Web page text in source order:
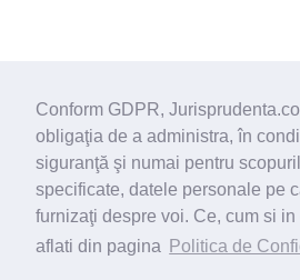
Conform GDPR,
obligaţia de a administra, în
siguranţă şi numai pentru
specificate, datele personale pe
furnizaţi despre voi. Ce, cum si in
aflati din pagina
Politica de